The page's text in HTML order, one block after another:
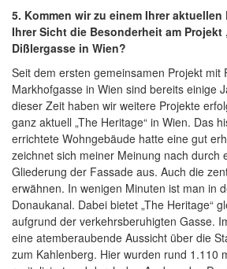
5. Kommen wir zu einem Ihrer
Ihrer Sicht die Besonderheit am Projekt
Dißlergasse in Wien?
Seit dem ersten gemeinsamen Projekt mit
Markhofgasse in Wien sind bereits einige
dieser Zeit haben wir weitere Projekte
ganz aktuell „The Heritage“ in Wien. Das
errichtete Wohngebäude hatte eine gut
zeichnet sich meiner Meinung nach durch
Gliederung der Fassade aus. Auch die
erwähnen. In wenigen Minuten ist man in
Donaukanal. Dabei bietet „The Heritage“
aufgrund der verkehrsberuhigten Gasse.
eine atemberaubende Aussicht über die
zum Kahlenberg. Hier wurden rund 1.110